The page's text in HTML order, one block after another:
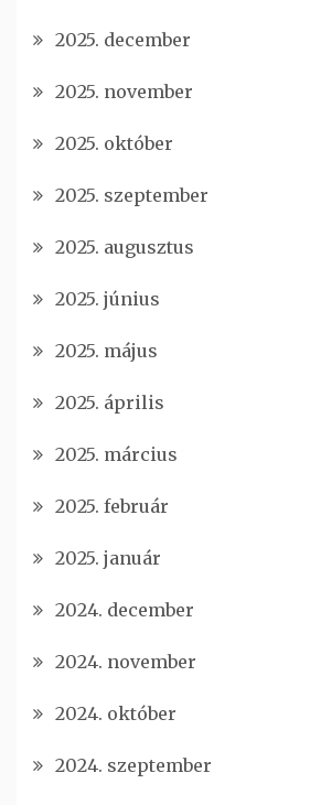
2025. december
2025. november
2025. október
2025. szeptember
2025. augusztus
2025. június
2025. május
2025. április
2025. március
2025. február
2025. január
2024. december
2024. november
2024. október
2024. szeptember